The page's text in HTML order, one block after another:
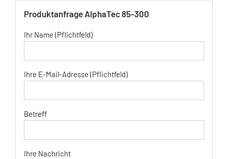
Produktanfrage AlphaTec 85-300
Ihr Name (Pflichtfeld)
Ihre E-Mail-Adresse (Pflichtfeld)
Betreff
Ihre Nachricht